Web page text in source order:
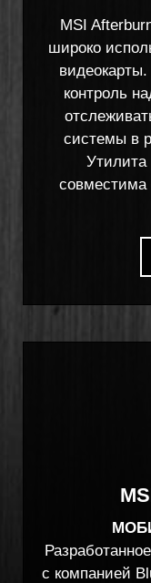
MSI
широко
контроль
системы в
Утилита
совместима
с компанией